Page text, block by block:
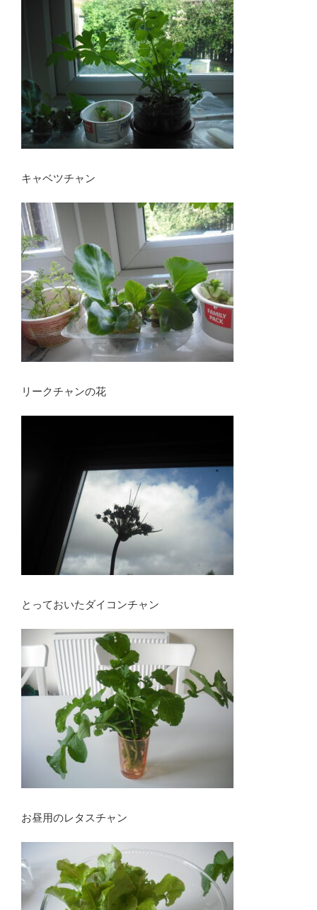
キャベツチャン
リークチャンの花
とっておいたダイコンチャン
お昼用のレタスチャン